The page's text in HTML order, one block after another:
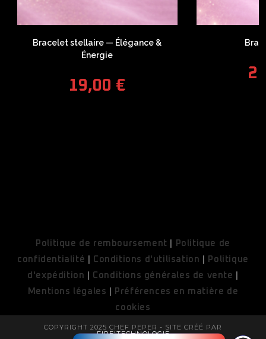
Bracelet stellaire — Élégance &
Énergie
19,00 €
Politique de remboursement
Politique de
confidentialité
Conditions d'utilisation
Politique
d'expédition
Conditions générales de vente
Mentions légales
Préférences en matière de
cookies
COPYRIGHT 2025 CHEF PEPER - SITE CRÉÉ PAR
FIRE'TECHNOLOGIE